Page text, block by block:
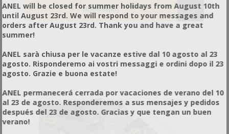
φορά στην είσοδο της κυψέλης.
Αν έχετε βάλει μέσα στην παγίδα πλαίσιο
ψεκάστε τη γωνία του που βρίσκεται κοντά στην
είσοδο.
Το ιδανικό ύψος για την παγίδα σας είναι
Ελέγχετε περιοδικά την παγίδα για να πιάνετε
τυχόν σμήνη που έλκονται από αυτήν.
Εάν είστε βέβαιοι ότι το σημείο που ψεκάσατε
ψεκασμού.
ANEL will be closed for summer holidays from August 10th
until August 23rd. We will respond to your messages and
orders after August 23rd. Thank you and have a great
summer!
ANEL sarà chiusa per le vacanze estive dal 10 agosto al 23
agosto. Risponderemo ai vostri messaggi e ordini dopo il 23
agosto. Grazie e buona estate!
ANEL permanecerá cerrada por vacaciones de verano del 10
al 23 de agosto. Responderemos a sus mensajes y pedidos
después del 23 de agosto. Gracias y que tengan un buen
verano!